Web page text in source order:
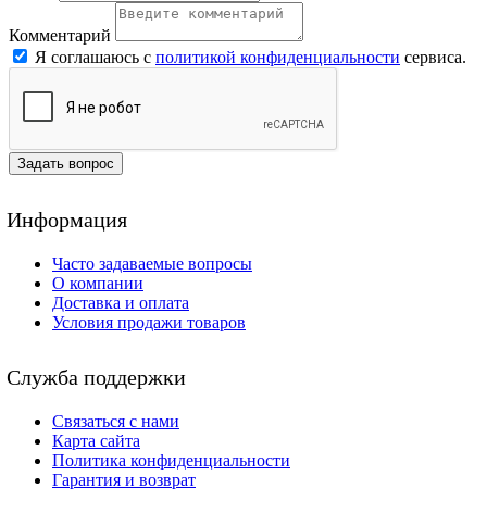
Комментарий
Я соглашаюсь с политикой конфиденциальности сервиса.
Задать вопрос
Информация
Часто задаваемые вопросы
О компании
Доставка и оплата
Условия продажи товаров
Служба поддержки
Связаться с нами
Карта сайта
Политика конфиденциальности
Гарантия и возврат